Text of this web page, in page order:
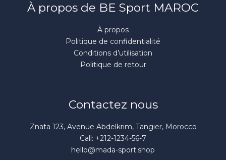
À propos de BE Sport MAROC
À propos
Politique de confidentialité
Conditions d’utilisation
Politique de retour
Contactez nous
Znata 123, Avenue Abdelkrim, Tangier, Morocco
Call: +212-1234-56-7
hello@mada-sport.shop